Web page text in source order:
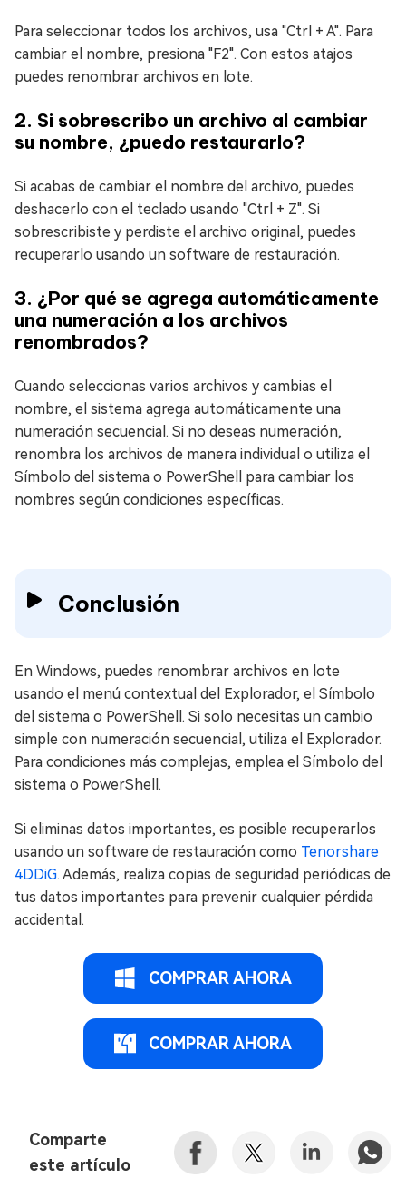
Para seleccionar todos los archivos, usa "Ctrl + A". Para
cambiar el nombre, presiona "F2". Con estos atajos
puedes renombrar archivos en lote.
2. Si sobrescribo un archivo al cambiar
su nombre, ¿puedo restaurarlo?
Si acabas de cambiar el nombre del archivo, puedes
deshacerlo con el teclado usando "Ctrl + Z". Si
sobrescribiste y perdiste el archivo original, puedes
recuperarlo usando un software de restauración.
3. ¿Por qué se agrega automáticamente
una numeración a los archivos
renombrados?
Cuando seleccionas varios archivos y cambias el
nombre, el sistema agrega automáticamente una
numeración secuencial. Si no deseas numeración,
renombra los archivos de manera individual o utiliza el
Símbolo del sistema o PowerShell para cambiar los
nombres según condiciones específicas.
Conclusión
En Windows, puedes renombrar archivos en lote
usando el menú contextual del Explorador, el Símbolo
del sistema o PowerShell. Si solo necesitas un cambio
simple con numeración secuencial, utiliza el Explorador.
Para condiciones más complejas, emplea el Símbolo del
sistema o PowerShell.
Si eliminas datos importantes, es posible recuperarlos
usando un software de restauración como Tenorshare
4DDiG. Además, realiza copias de seguridad periódicas de
tus datos importantes para prevenir cualquier pérdida
accidental.
COMPRAR AHORA
COMPRAR AHORA
Comparte
este artículo